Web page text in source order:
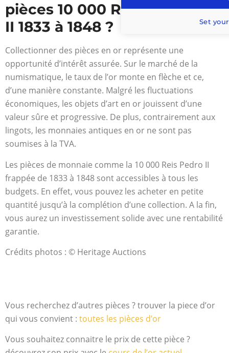
pièces 10 000 Reis Or Pedro
II 1833 à 1848 ?
Collectionner des pièces en or représente une
opportunité d’intérêt assurée. Sur le marché de la
numismatique, le taux de l’or monte en flèche et ce,
d’une manière constante. Malgré les fluctuations
économiques, les objets d’art en or jouissent d’une
valeur sûre et progressive. De plus, contrairement aux
lingots, les monnaies antiques en or ne sont pas
soumises à la TVA.
Les pièces de monnaie comme la 10 000 Reis Pedro II
frappée de 1833 à 1848 sont accessibles à tous les
budgets. En effet, vous pouvez les acheter en petite
quantité jusqu’à la complétion d’une collection. A la fin,
vous aurez un investissement solide avec une rentabilité
garantie.
Crédits photos : © Heritage Auctions
Vous recherchez d’autres pièces ? trouver la piece d’or
qui vous convient : toutes les pièces d’or
Vous souhaitez connaitre le prix de cette pièce ?
Set